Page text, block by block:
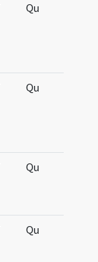
Qu
Qu
Qu
Qu